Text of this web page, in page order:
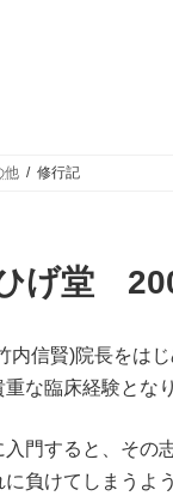
他 修行記
げ堂
信賢)院長をは
な臨床経験とな
門すると、その
に負けてしまうよ